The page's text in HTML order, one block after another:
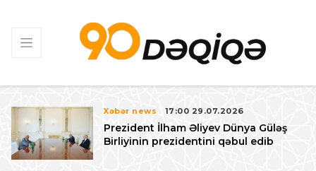
Xəbər news 17:00 29.07.2026
Prezident İlham Əliyev Dünya Güləş
Birliyinin prezidentini qəbul edib